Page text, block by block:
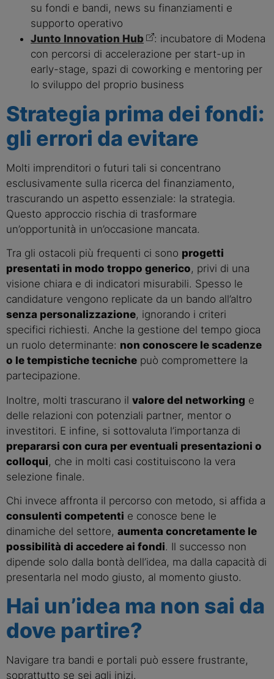
su fondi e bandi, news su finanziamenti e
supporto operativo
Junto Innovation Hub
: incubatore di Modena
con percorsi di accelerazione per start-up in
early-stage, spazi di coworking e mentoring per
lo sviluppo del proprio business
Strategia prima dei fondi:
gli errori da evitare
Molti imprenditori o futuri tali si concentrano
esclusivamente sulla ricerca del finanziamento,
trascurando un aspetto essenziale: la strategia.
Questo approccio rischia di trasformare
un’opportunità in un’occasione mancata.
Tra gli ostacoli più frequenti ci sono progetti
presentati in modo troppo generico, privi di una
visione chiara e di indicatori misurabili. Spesso le
candidature vengono replicate da un bando all’altro
senza personalizzazione, ignorando i criteri
specifici richiesti. Anche la gestione del tempo gioca
un ruolo determinante: non conoscere le scadenze
o le tempistiche tecniche può compromettere la
partecipazione.
Inoltre, molti trascurano il valore del networking e
delle relazioni con potenziali partner, mentor o
investitori. E infine, si sottovaluta l’importanza di
prepararsi con cura per eventuali presentazioni o
colloqui, che in molti casi costituiscono la vera
selezione finale.
Chi invece affronta il percorso con metodo, si affida a
consulenti competenti e conosce bene le
dinamiche del settore, aumenta concretamente le
possibilità di accedere ai fondi. Il successo non
dipende solo dalla bontà dell’idea, ma dalla capacità di
presentarla nel modo giusto, al momento giusto.
Hai un’idea ma non sai da
dove partire?
Navigare tra bandi e portali può essere frustrante,
soprattutto se sei agli inizi.